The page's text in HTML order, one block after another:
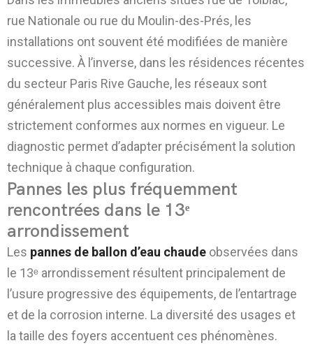
rue Nationale ou rue du Moulin-des-Prés, les
installations ont souvent été modifiées de manière
successive. À l’inverse, dans les résidences récentes
du secteur Paris Rive Gauche, les réseaux sont
généralement plus accessibles mais doivent être
strictement conformes aux normes en vigueur. Le
diagnostic permet d’adapter précisément la solution
technique à chaque configuration.
Pannes les plus fréquemment
rencontrées dans le 13ᵉ
arrondissement
Les pannes de ballon d’eau chaude observées dans
le 13ᵉ arrondissement résultent principalement de
l’usure progressive des équipements, de l’entartrage
et de la corrosion interne. La diversité des usages et
la taille des foyers accentuent ces phénomènes.